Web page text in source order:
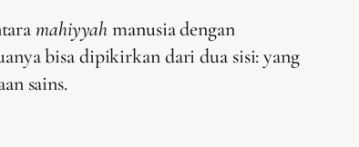
mahiyyahmanusia dengan
bisa dipikirkan dari dua sisi: yang
sains.